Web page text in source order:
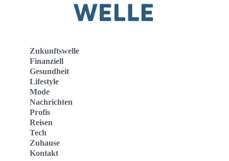
Zukunftswelle
Finanziell
Gesundheit
Lifestyle
Mode
Nachrichten
Profis
Reisen
Tech
Zuhause
Kontakt